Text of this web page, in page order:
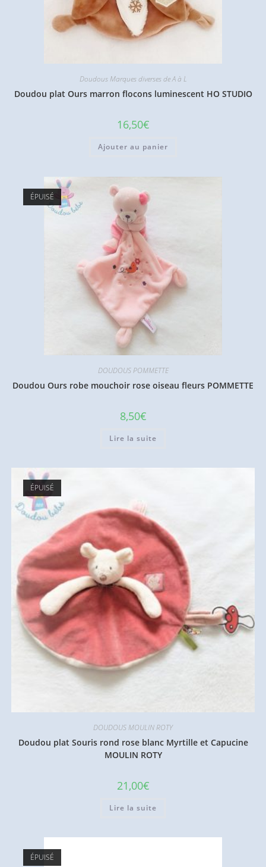
Doudous Marques diverses de A à L
Doudou plat Ours marron flocons luminescent HO STUDIO
16,50€
Ajouter au panier
ÉPUISÉ
DOUDOUS POMMETTE
Doudou Ours robe mouchoir rose oiseau fleurs POMMETTE
8,50€
Lire la suite
ÉPUISÉ
DOUDOUS MOULIN ROTY
Doudou plat Souris rond rose blanc Myrtille et Capucine
MOULIN ROTY
21,00€
Lire la suite
ÉPUISÉ